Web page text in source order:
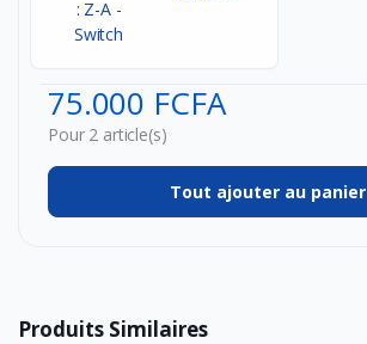
75.000 FCFA
Pour 2 article(s)
Tout ajouter au panier
Produits Similaires